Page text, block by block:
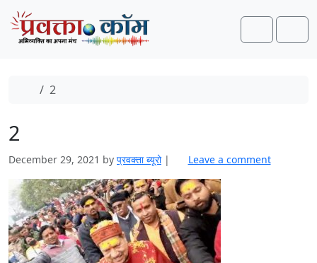
Skip to content
Skip to footer
Search
Home
2
2
December 29, 2021 by प्रवक्‍ता ब्यूरो | Leave a comment